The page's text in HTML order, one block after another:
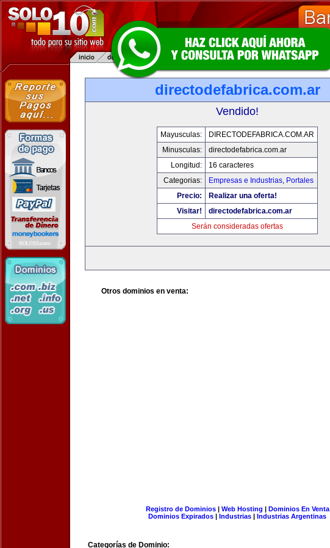
directodefabrica.com.ar
Vendido!
Mayusculas:
DIRECTODEFABRICA.COM.AR
Minusculas:
directodefabrica.com.ar
Longitud:
16 caracteres
Categorias:
Empresas e Industrias, Portales
Precio:
Realizar una oferta!
Visitar!
directodefabrica.com.ar
Serán consideradas ofertas
Otros dominios en venta:
Registro de Dominios| Web Hosting | Dominios En Venta
Dominios Expirados | Industrias | Industrias Argentinas
Categorías de Dominio: